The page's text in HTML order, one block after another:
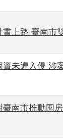
畫上路 臺南市
資未遭入侵 涉
臺南市推動囤